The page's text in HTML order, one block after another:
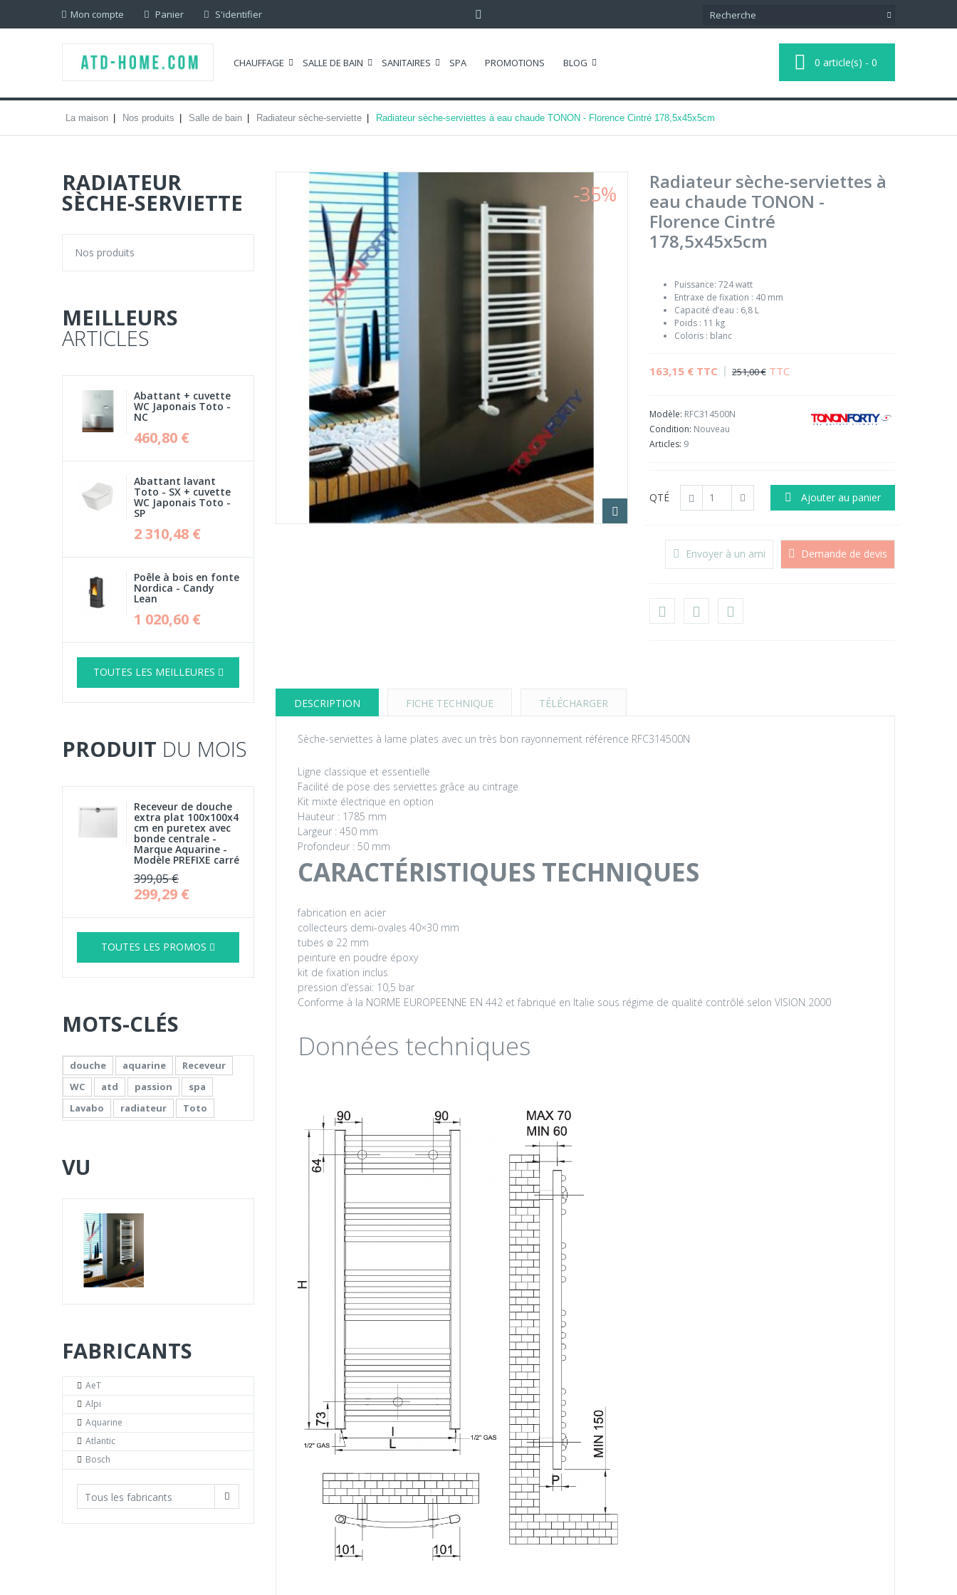
Mon compte Panier S'identifier
0 article(s) - 0
CHAUFFAGE SALLE DE BAIN SANITAIRES SPA PROMOTIONS BLOG
La maison Nos produits Salle de bain Radiateur sèche-serviette Radiateur sèche-serviettes à eau chaude TONON - Florence Cintré 178,5x45x5cm
RADIATEUR
SÈCHE-SERVIETTE
Nos produits
MEILLEURS
ARTICLES
Abattant + cuvette
WC Japonais Toto -
NC
460,80 €
Abattant lavant
Toto - SX + cuvette
WC Japonais Toto -
SP
2 310,48 €
Poêle à bois en fonte
Nordica - Candy
Lean
1 020,60 €
TOUTES LES MEILLEURES
PRODUIT DU MOIS
Receveur de douche
extra plat 100x100x4
cm en puretex avec
bonde centrale -
Marque Aquarine -
Modèle PREFIXE carré
399,05 €
299,29 €
TOUTES LES PROMOS
MOTS-CLÉS
douche aquarine
Receveur
WC
atd passion
spa
Lavabo
radiateur Toto
VU
FABRICANTS
AeT
Alpi
Aquarine
Atlantic
Bosch
Tous les fabricants
-35%
Radiateur sèche-serviettes à
eau chaude TONON -
Florence Cintré
178,5x45x5cm
Puissance: 724 watt
Entraxe de fixation : 40 mm
Capacité d’eau : 6,8 L
Poids : 11 kg
Coloris : blanc
163,15 € TTC 251,00 € TTC
Modèle: RFC314500N
Condition: Nouveau
Articles: 9
QTÉ Ajouter au panier
Demande de devis
Envoyer à un ami
DESCRIPTION FICHE TECHNIQUE TÉLÉCHARGER
Sèche-serviettes à lame plates avec un très bon rayonnement référence RFC314500N
Ligne classique et essentielle
Facilité de pose des serviettes grâce au cintrage
Kit mixte électrique en option
Hauteur : 1785 mm
Largeur : 450 mm
Profondeur : 50 mm
CARACTÉRISTIQUES TECHNIQUES
fabrication en acier
collecteurs demi-ovales 40×30 mm
tubes ø 22 mm
peinture en poudre époxy
kit de fixation inclus
pression d’essai: 10,5 bar
Conforme à la NORME EUROPEENNE EN 442 et fabriqué en Italie sous régime de qualité contrôlé selon VISION 2000
Données techniques